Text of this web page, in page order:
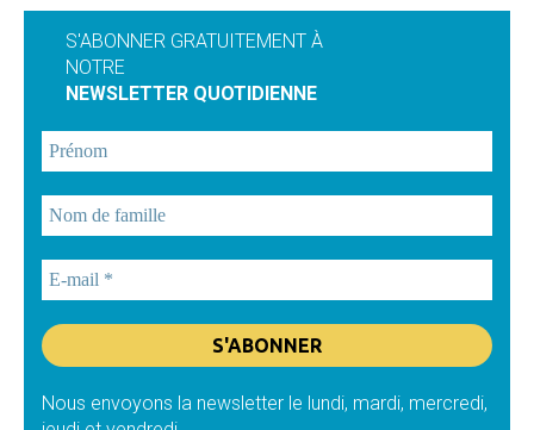
S'ABONNER GRATUITEMENT À
NOTRE
NEWSLETTER QUOTIDIENNE
Nous envoyons la newsletter le lundi, mardi, mercredi,